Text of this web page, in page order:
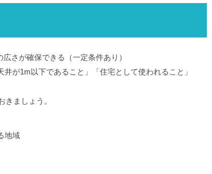
さが確保できる（一定条件あり）
が1m以下であること」「住宅として使われること」
ましょう。
地域